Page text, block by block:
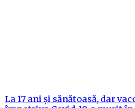
La 17 ani și sănătoasă, dar